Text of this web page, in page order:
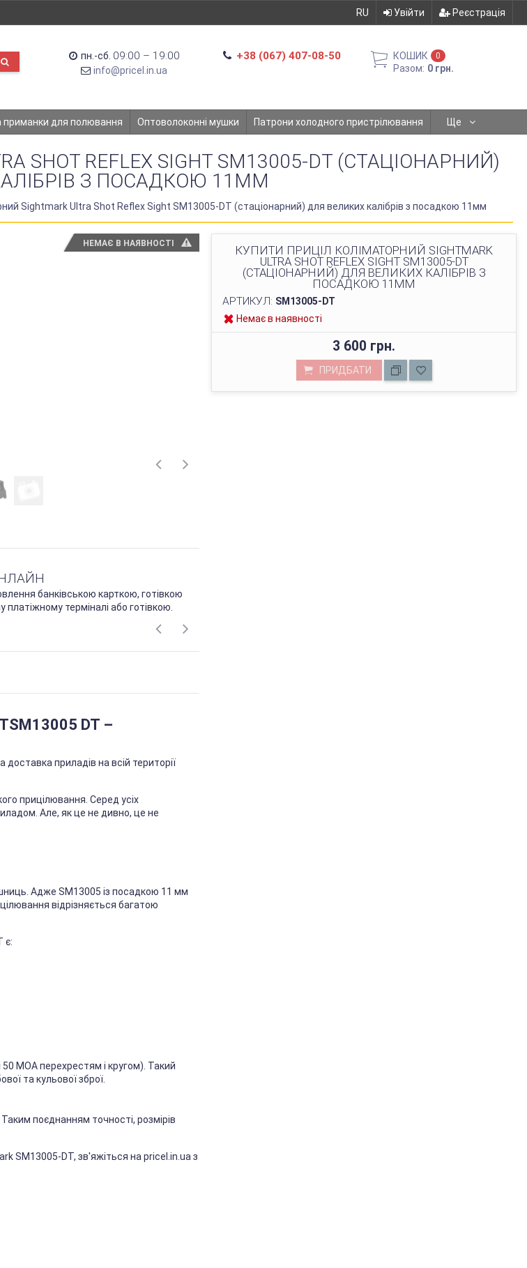
RU Увійти Реєстрація
пн.-сб. 09:00 – 19:00
info@pricel.in.ua
+38 (067) 407-08-50 КОШИК 0
Разом: 0 грн.
приманки для полювання Оптоволоконні мушки Патрони холодного пристрілювання Ще
SHOT REFLEX SIGHT SM13005-DT (СТАЦІОНАРНИЙ)
З ПОСАДКОЮ 11ММ
Sightmark Ultra Shot Reflex Sight SM13005-DT (стаціонарний) для великих калібрів з посадкою 11мм
НЕМАЄ В НАЯВНОСТІ
КУПИТИ ПРИЦІЛ КОЛІМАТОРНИЙ SIGHTMARK
ULTRA SHOT REFLEX SIGHT SM13005-DT
(СТАЦІОНАРНИЙ) ДЛЯ ВЕЛИКИХ КАЛІБРІВ З
ПОСАДКОЮ 11ММ
АРТИКУЛ: SM13005-DT
Немає в наявності
3 600 грн.
ПРИДБАТИ
банківською карткою, готівкою
терміналі або готівкою.
SM13005 DT –
приладів на всій території
прицілювання. Серед усіх
Але, як це не дивно, це не
Адже SM13005 із посадкою 11 мм
відрізняється багатою
є:
МОА перехрестям і кругом). Такий
та кульової зброї.
поєднанням точності, розмірів
SM13005-DT, зв'яжіться на pricel.in.ua з